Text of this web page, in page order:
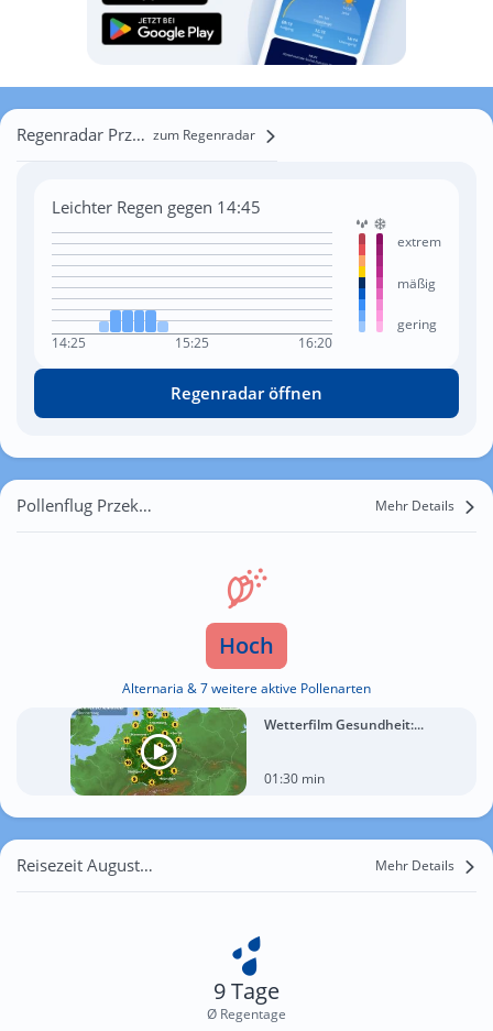
Regenradar Przekopana zum Regenradar
Leichter Regen gegen 14:45
14:25 15:25 16:20
extrem
mäßig
gering
Regenradar öffnen
Pollenflug Przekopana Mehr Details
Hoch
Alternaria & 7 weitere aktive Pollenarten
Wetterfilm Gesundheit:...
01:30 min
Reisezeit August für Przekopana Mehr Details
9 Tage
Ø Regentage